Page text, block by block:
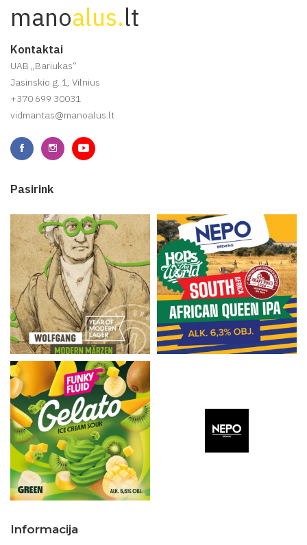
manoalus.lt
Kontaktai
UAB „Bariukas“
Jasinskio g. 1, Vilnius
+370 699 30031
vidmantas@manoalus.lt
Pasirink
Informacija